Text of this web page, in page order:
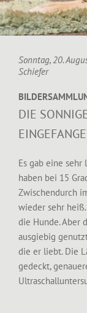
Sonntag, 20.
Schiefer
DIE
Es gab eine
haben bei 15
Zwischendurch
wieder sehr
die Hunde. Aber
ausgiebig
die er liebt. Die
gedeckt,